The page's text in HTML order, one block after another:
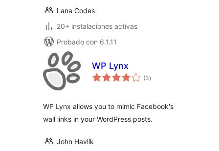
Lana Codes
20+ instalaciones activas
Probado con 6.1.11
WP Lynx
(3total
de
)
WP Lynx allows you to mimic Facebook's
wall links in your WordPress posts.
John Havlik